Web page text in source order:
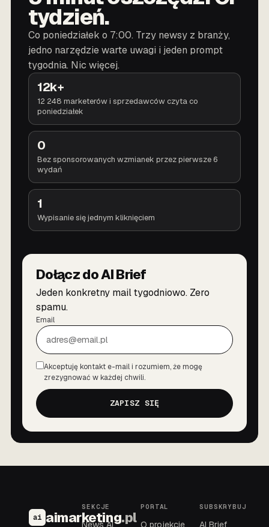
tydzień.
Co poniedziałek o 7:00. Trzy newsy z branży,
jedno narzędzie warte uwagi i jeden prompt
tygodnia. Nic więcej.
12k+
12 248 marketerów i sprzedawców czyta co
poniedziałek
0
Bez sponsorowanych wzmianek przez pierwsze 6
wydań
1
Wypisanie się jednym kliknięciem
Dołącz do AI Brief
Jeden konkretny mail tygodniowo. Zero
spamu.
Email
Zgoda
Akceptuję kontakt e-mail i rozumiem, że mogę
zrezygnować w każdej chwili.
ZAPISZ SIĘ
ai aimarketing.pl
SEKCJE
News AI
PORTAL
O projekcie
SUBSKRYBUJ
AI Brief